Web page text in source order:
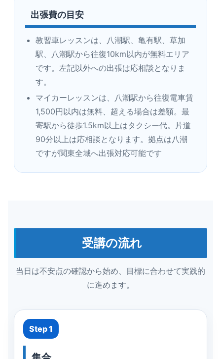
出張費の目安
教習車レッスンは、八潮駅、亀有駅、草加
駅、八潮駅から往復10km以内が無料エリア
です。左記以外への出張は応相談となりま
す。
マイカーレッスンは、八潮駅から往復電車賃
1,500円以内は無料、超える場合は差額。最
寄駅から徒歩1.5km以上はタクシー代。片道
90分以上は応相談となります。拠点は八潮
ですが関東全域へ出張対応可能です
受講の流れ
当日は不安点の確認から始め、目標に合わせて実践的
に進めます。
Step 1